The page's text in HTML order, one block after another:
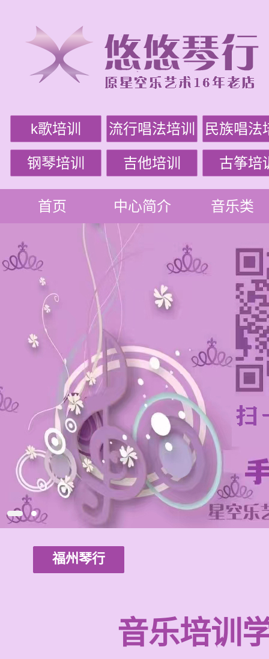
k歌培训 流行唱法培训 民族唱法
钢琴培训 吉他培训 古筝培
首页 中心简介 音乐类
福州琴行
音乐培训